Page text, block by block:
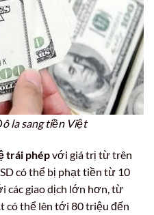
la sang tiền Việt
trái phépvới giá trị từ trên
có thể bị phạt tiền từ 10
các giao dịch lớn hơn, từ
có thể lên tới 80 triệu đến